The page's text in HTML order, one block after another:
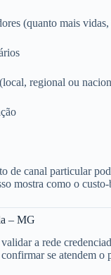
(quanto mais
regional ou
de canal particular
mostra como o
– MG
a rede
se atendem o